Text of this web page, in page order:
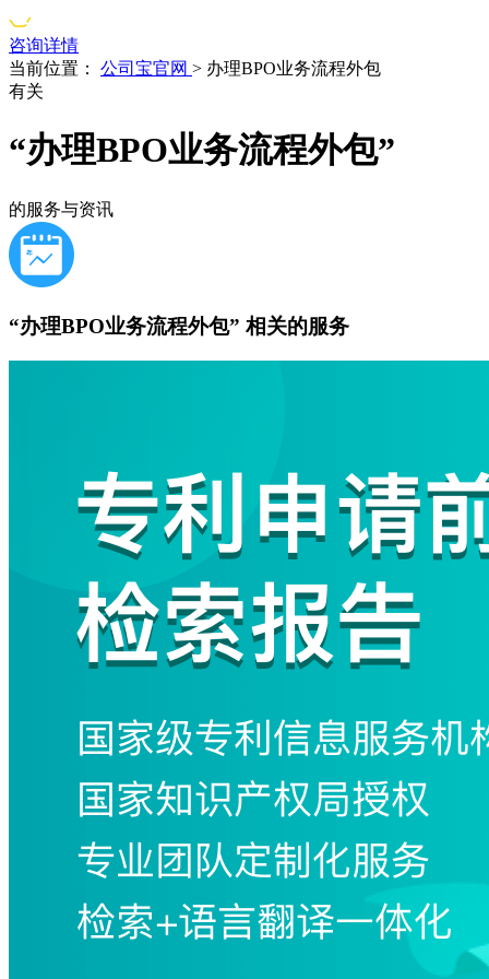
咨询详情
当前位置：
公司宝官网 > 办理BPO业务流程外包
有关
“办理BPO业务流程外包”
的服务与资讯
“办理BPO业务流程外包” 相关的服务